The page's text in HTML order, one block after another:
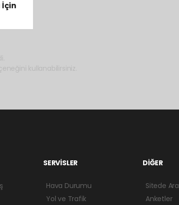
İçin
kullanabilirsiniz.
SERVİSLER
Hava Durumu
Yol ve Trafik
DİĞER
Sitede Ara
Anketler